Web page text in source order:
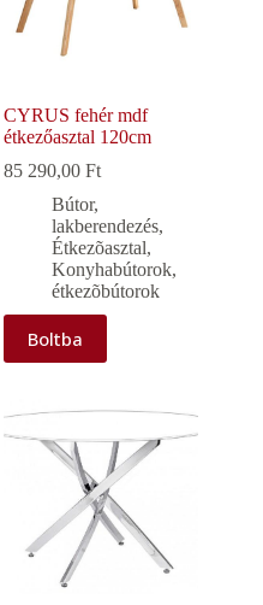
CYRUS fehér mdf
étkezőasztal 120cm
85 290,00Ft
Bútor,
lakberendezés,
Étkezõasztal,
Konyhabútorok,
étkezõbútorok
Boltba